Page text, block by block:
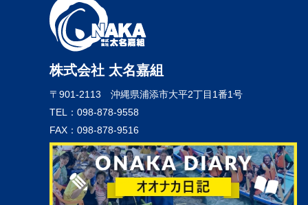
株式会社 太名嘉組
〒901-2113 沖縄県浦添市大平2丁目1番1号
TEL：098-878-9558
FAX：098-878-9516